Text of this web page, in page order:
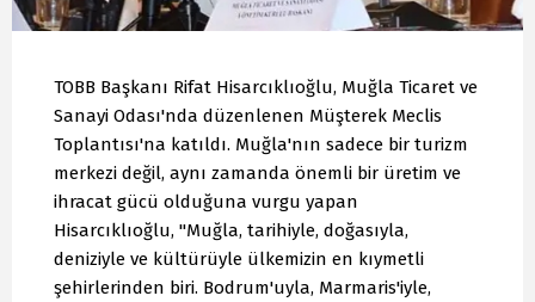
TOBB Başkanı Rifat Hisarcıklıoğlu, Muğla Ticaret ve
Sanayi Odası'nda düzenlenen Müşterek Meclis
Toplantısı'na katıldı. Muğla'nın sadece bir turizm
merkezi değil, aynı zamanda önemli bir üretim ve
ihracat gücü olduğuna vurgu yapan
Hisarcıklıoğlu, "Muğla, tarihiyle, doğasıyla,
deniziyle ve kültürüyle ülkemizin en kıymetli
şehirlerinden biri. Bodrum'uyla, Marmaris'iyle,